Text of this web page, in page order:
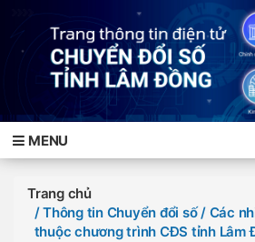
MENU
Trang chủ
/ Thông tin Chuyển đổi số/ Các
thuộc chương trình CĐS tỉnh Lâm